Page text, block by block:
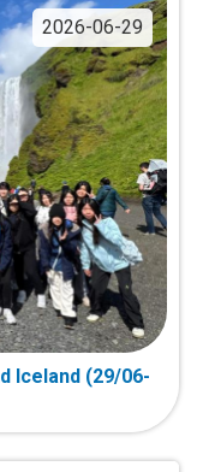
2026-06-29
Iceland (29/06-